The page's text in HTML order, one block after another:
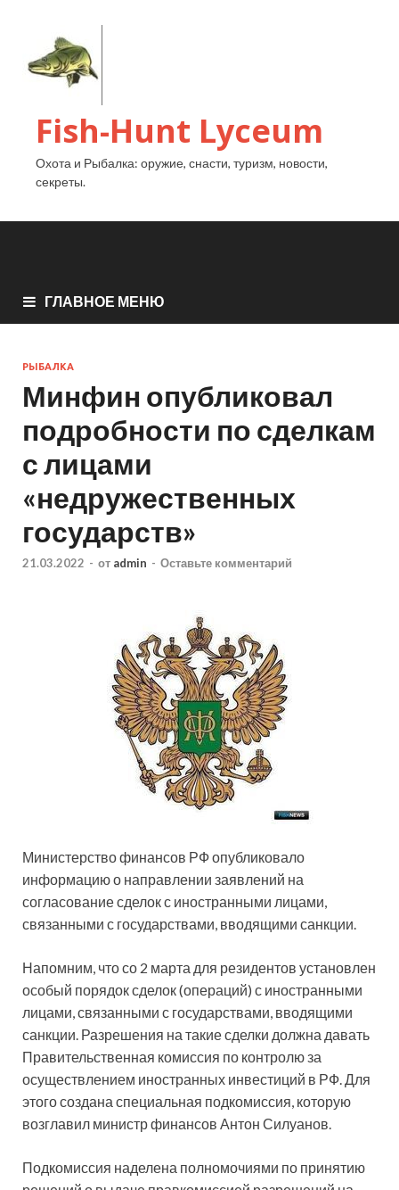
Fish-Hunt Lyceum
Охота и Рыбалка: оружие, снасти, туризм, новости,
секреты.
ГЛАВНОЕ МЕНЮ
РЫБАЛКА
Минфин опубликовал
подробности по сделкам
с лицами
«недружественных
государств»
21.03.2022 - от admin - Оставьте комментарий
Министерство финансов РФ опубликовало
информацию о направлении заявлений на
согласование сделок с иностранными лицами,
связанными с государствами, вводящими санкции.
Напомним, что со 2 марта для резидентов установлен
особый порядок сделок (операций) с иностранными
лицами, связанными с государствами, вводящими
санкции. Разрешения на такие сделки должна давать
Правительственная комиссия по контролю за
осуществлением иностранных инвестиций в РФ. Для
этого создана специальная подкомиссия, которую
возглавил министр финансов Антон Силуанов.
Подкомиссия наделена полномочиями по принятию